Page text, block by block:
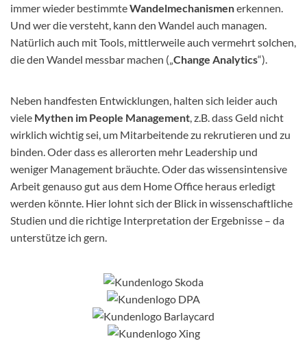
immer wieder bestimmteWandelmechanismenerkennen.
Und wer die versteht, kann den Wandel auch managen.
Natürlich auch mit Tools, mittlerweile auch vermehrt solchen,
die den Wandel messbar machen („Change Analytics“).
Neben handfesten Entwicklungen, halten sich leider auch
viele Mythen im People Management, z.B. dass Geld nicht
wirklich wichtig sei, um Mitarbeitende zu rekrutieren und zu
binden. Oder dass es allerorten mehr Leadership und
weniger Management bräuchte. Oder das wissensintensive
Arbeit genauso gut aus dem Home Office heraus erledigt
werden könnte. Hier lohnt sich der Blick in wissenschaftliche
Studien und die richtige Interpretation der Ergebnisse – da
unterstütze ich gern.